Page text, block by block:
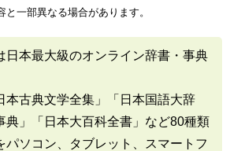
一部異なる場合があります。
日本最大級のオンライン辞書・事典
本古典文学全集」「日本国語大辞
典」「日本大百科全書」など80種類
パソコン、タブレット、スマートフ